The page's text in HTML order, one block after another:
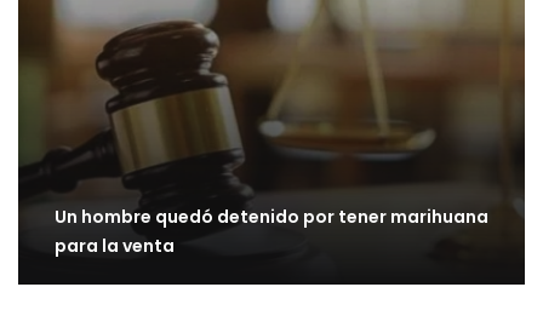
Un hombre quedó detenido por tener marihuana
para la venta